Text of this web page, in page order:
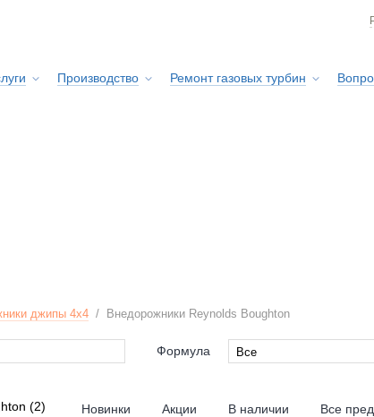
Производство Ремонт газовых турбин
джипы 4х4 / Внедорожники Reynolds Boughton
Формула
Все
(2) Новинки Акции В наличии Все